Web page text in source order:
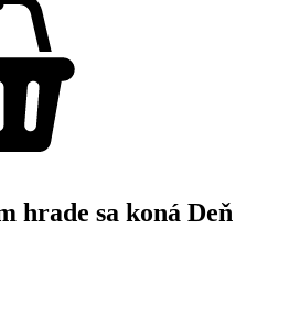
hrade sa koná Deň